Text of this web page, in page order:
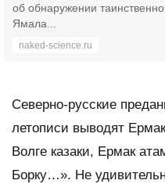
об обнаружении
Ямала...
naked-science.ru
Северно-русские
летописи выводят
Волге казаки, Ермак
Борку…». Не